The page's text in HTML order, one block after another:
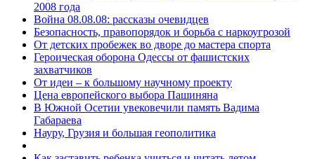
2008 года
Война 08.08.08: рассказы очевидцев
Безопасность, правопорядок и борьба с наркоугрозой
От детских пробежек во дворе до мастера спорта
Героическая оборона Одессы от фашистских
захватчиков
От идеи – к большому научному проекту
Цена европейского выбора Пашиняна
В Южной Осетии увековечили память Вадима
Габараева
Науру, Грузия и большая геополитика